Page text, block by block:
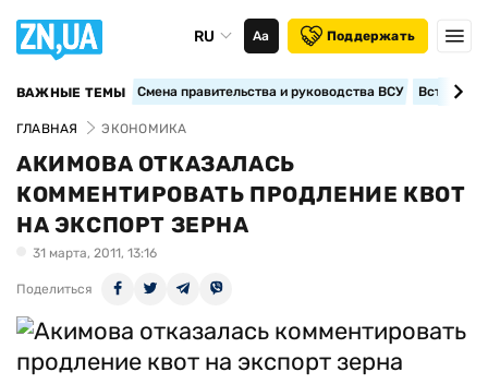
RU Аа Поддержать
ВАЖНЫЕ ТЕМЫ Смена правительства и руководства ВСУ
ГЛАВНАЯ ЭКОНОМИКА
АКИМОВА ОТКАЗАЛАСЬ
КОММЕНТИРОВАТЬ ПРОДЛЕНИЕ КВОТ
НА ЭКСПОРТ ЗЕРНА
31 марта, 2011, 13:16
Поделиться